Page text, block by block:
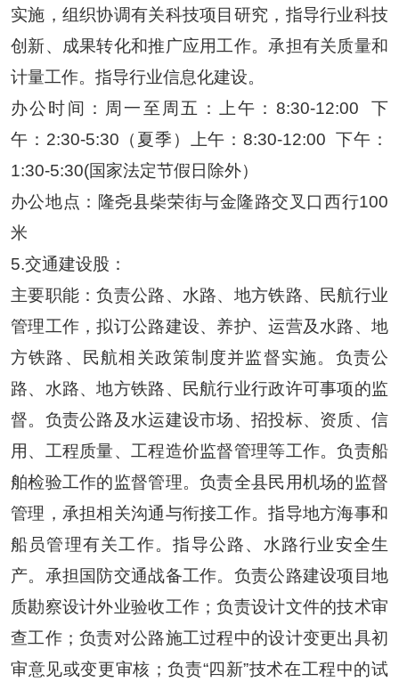
实施，组织协调有关科技项目研究，指导行业科技
创新、成果转化和推广应用工作。承担有关质量和
计量工作。指导行业信息化建设。
办公时间：周一至周五：上午： 8:30-12:00
下
午：2:30-5:30（夏季）上午：8:30-12:00 下午：
1:30-5:30(国家法定节假日除外）
办公地点： 隆尧县柴荣街与金隆路交叉口西行100
米
5.交通建设股 ：
主要职能：负责公路、水路、地方铁路、民航行业
管理工作，拟订公路建设、养护、运营及水路、地
方铁路、民航相关政策制度并监督实施。负责公
路、水路、地方铁路、民航行业行政许可事项的监
督。负责公路及水运建设市场、招投标、资质、信
用、工程质量、工程造价监督管理等工作。负责船
舶检验工作的监督管理。负责全县民用机场的监督
管理，承担相关沟通与衔接工作。指导地方海事和
船员管理有关工作。指导公路、水路行业安全生
产。承担国防交通战备工作。负责公路建设项目地
质勘察设计外业验收工作；负责设计文件的技术审
查工作；负责对公路施工过程中的设计变更出具初
审意见或变更审核；负责“四新”技术在工程中的试